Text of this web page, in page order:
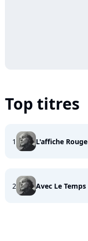
Top titres
1 L'affiche Rouge
2 Avec Le Temps